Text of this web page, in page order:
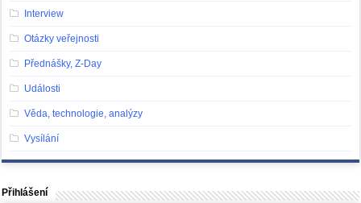
Interview
Otázky veřejnosti
Přednášky, Z-Day
Události
Věda, technologie, analýzy
Vysílání
Přihlášení